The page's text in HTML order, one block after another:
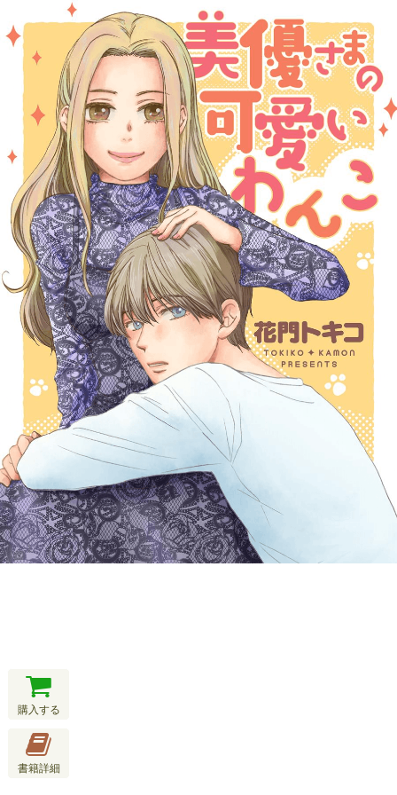
購入する
書籍詳細